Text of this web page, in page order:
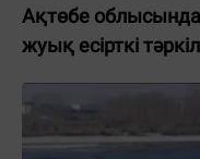
Ақтөбе
жуық есірткі